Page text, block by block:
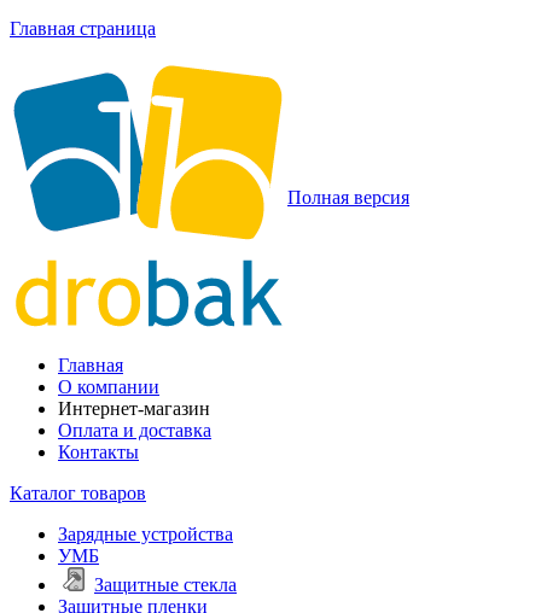
Главная страница
Полная версия
Главная
О компании
Интернет-магазин
Оплата и доставка
Контакты
Каталог товаров
Зарядные устройства
УМБ
Защитные стекла
Защитные пленки